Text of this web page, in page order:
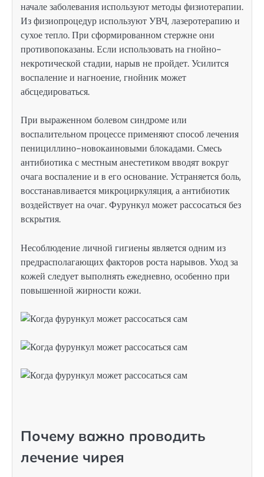
начале заболевания используют методы физиотерапии.
Из физиопроцедур используют УВЧ, лазеротерапию и
сухое тепло. При сформированном стержне они
противопоказаны. Если использовать на гнойно-
некротической стадии, нарыв не пройдет. Усилится
воспаление и нагноение, гнойник может
абсцедироваться.
При выраженном болевом синдроме или
воспалительном процессе применяют способ лечения
пенициллино-новокаиновыми блокадами. Смесь
антибиотика с местным анестетиком вводят вокруг
очага воспаление и в его основание. Устраняется боль,
восстанавливается микроциркуляция, а антибиотик
воздействует на очаг. Фурункул может рассосаться без
вскрытия.
Несоблюдение личной гигиены является одним из
предрасполагающих факторов роста нарывов. Уход за
кожей следует выполнять ежедневно, особенно при
повышенной жирности кожи.
Почему важно проводить
лечение чирея